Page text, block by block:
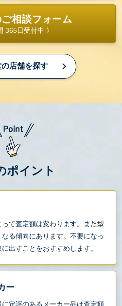
相談フォーム
365日受付中 》
店舗を探す
ポイント
て査定額は変わります。また型
る傾向にあります。不要になっ
出すことをおすすめします。
ー
定評のあるメーカー品は査定額